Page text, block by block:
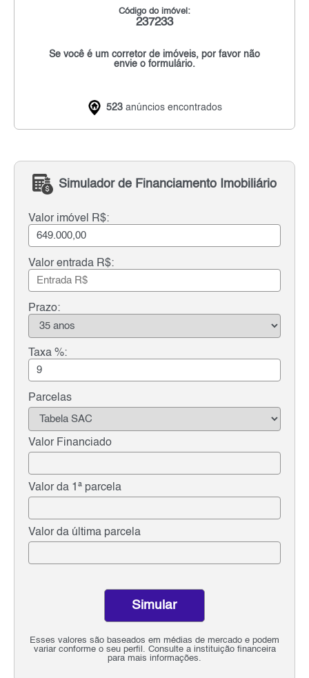
Código do imóvel:
237233
Se você é um corretor de imóveis, por favor não
envie o formulário.
523 anúncios encontrados
Simulador de Financiamento Imobiliário
Valor imóvel R$:
Valor entrada R$:
Prazo:
Taxa %:
Parcelas
Valor Financiado
Valor da 1ª parcela
Valor da última parcela
Esses valores são baseados em médias de mercado e podem
variar conforme o seu perfil. Consulte a instituição financeira
para mais informações.
Simular